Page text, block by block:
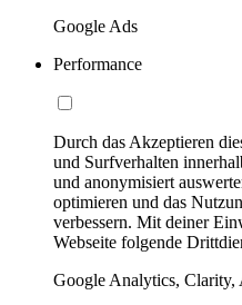
Google Ads
Performance
Durch das Akzeptieren
und Surfverhalten
und anonymisiert
optimieren und das
verbessern. Mit deiner
Webseite folgende
Google Analytics, Clarity,